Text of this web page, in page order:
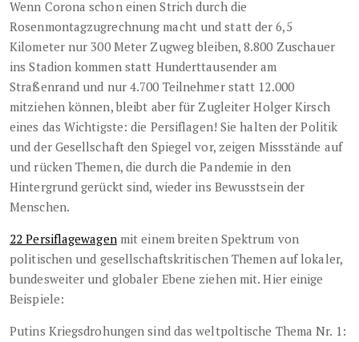
Wenn Corona schon einen Strich durch die
Rosenmontagzugrechnung macht und statt der 6,5
Kilometer nur 300 Meter Zugweg bleiben, 8.800 Zuschauer
ins Stadion kommen statt Hunderttausender am
Straßenrand und nur 4.700 Teilnehmer statt 12.000
mitziehen können, bleibt aber für Zugleiter Holger Kirsch
eines das Wichtigste: die Persiflagen! Sie halten der Politik
und der Gesellschaft den Spiegel vor, zeigen Missstände auf
und rücken Themen, die durch die Pandemie in den
Hintergrund gerückt sind, wieder ins Bewusstsein der
Menschen.
22 Persiflagewagenmit einem breiten Spektrum von
politischen und gesellschaftskritischen Themen auf lokaler,
bundesweiter und globaler Ebene ziehen mit. Hier einige
Beispiele:
Putins Kriegsdrohungen sind das weltpoltische Thema Nr. 1: